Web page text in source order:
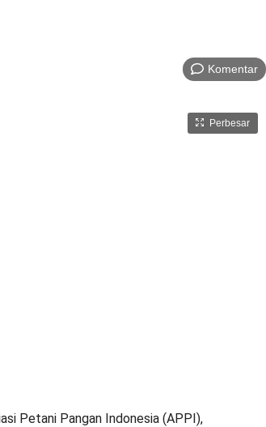
Komentar
Perbesar
Petani Pangan Indonesia (APPI),